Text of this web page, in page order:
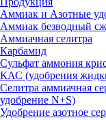
Аммиак и Азотные
Аммиак безводный
Аммиачная селитра
Карбамид
Сульфат аммония
КАС (удобрения
Селитра аммиачная
удобрение N+S)
Удобрение азотное